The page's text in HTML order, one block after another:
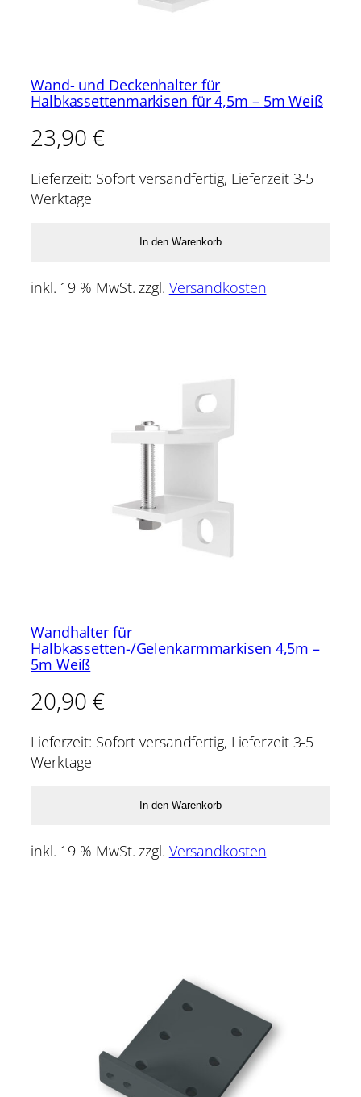
Wand- und Deckenhalter für
Halbkassettenmarkisen für 4,5m – 5m Weiß
23,90 €
Lieferzeit: Sofort versandfertig, Lieferzeit 3-5
Werktage
In den Warenkorb
inkl. 19 % MwSt. zzgl. Versandkosten
Wandhalter für
Halbkassetten-/Gelenkarmmarkisen 4,5m –
5m Weiß
20,90 €
Lieferzeit: Sofort versandfertig, Lieferzeit 3-5
Werktage
In den Warenkorb
inkl. 19 % MwSt. zzgl. Versandkosten